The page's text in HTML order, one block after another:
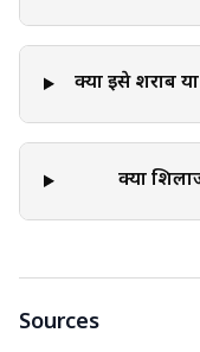
क्या इसे शराब
क्या
Sources